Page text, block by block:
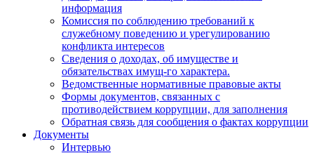
информация
Комиссия по соблюдению требований к
служебному поведению и урегулированию
конфликта интересов
Сведения о доходах, об имуществе и
обязательствах имущ-го характера.
Ведомственные нормативные правовые акты
Формы документов, связанных с
противодействием коррупции, для заполнения
Обратная связь для сообщения о фактах коррупции
Документы
Интервью